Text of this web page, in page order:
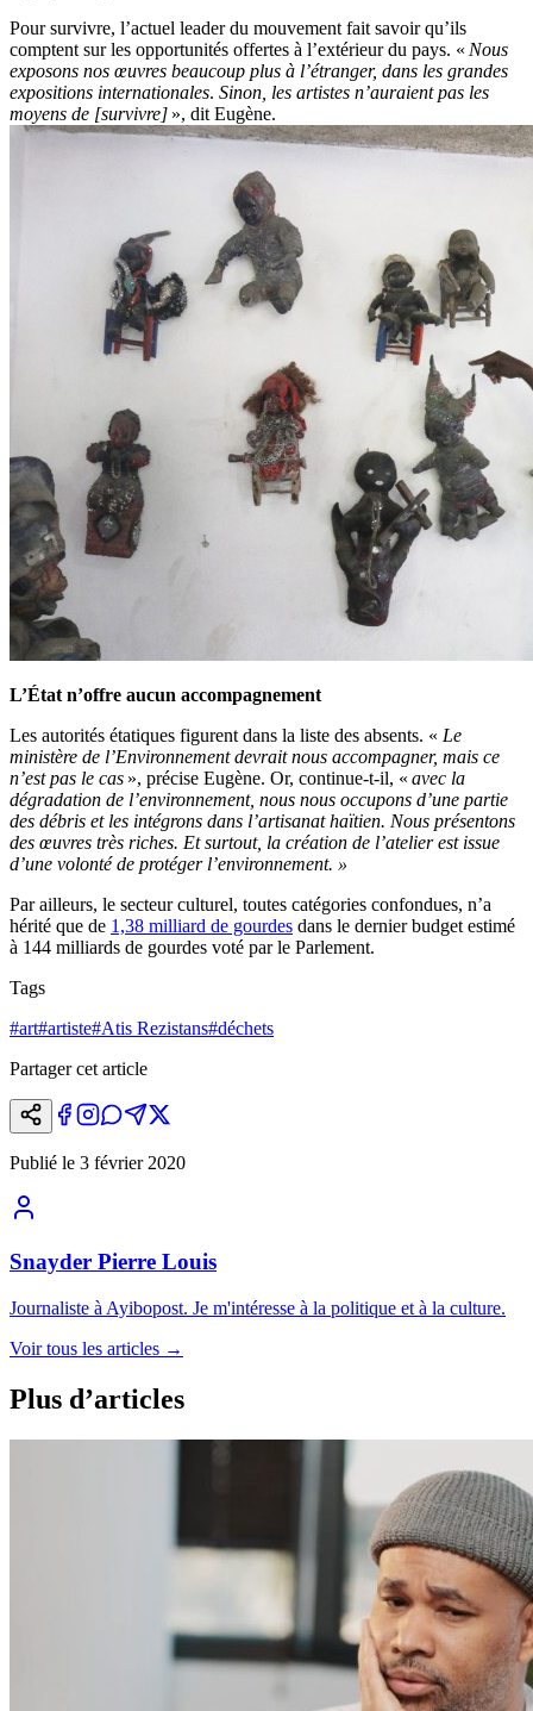
Pour survivre, l’actuel leader du mouvement fait savoir qu’ils
comptent sur les opportunités offertes à l’extérieur du pays. « Nous
exposons nos œuvres beaucoup plus à l’étranger, dans les grandes
expositions internationales. Sinon, les artistes n’auraient pas les
moyens de [survivre] », dit Eugène.
L’État n’offre aucun accompagnement
Les autorités étatiques figurent dans la liste des absents. « Le
ministère de l’Environnement devrait nous accompagner, mais ce
n’est pas le cas », précise Eugène. Or, continue-t-il, « avec la
dégradation de l’environnement, nous nous occupons d’une partie
des débris et les intégrons dans l’artisanat haïtien. Nous présentons
des œuvres très riches. Et surtout, la création de l’atelier est issue
d’une volonté de protéger l’environnement. »
Par ailleurs, le secteur culturel, toutes catégories confondues, n’a
hérité que de 1,38 milliard de gourdes dans le dernier budget estimé
à 144 milliards de gourdes voté par le Parlement.
Tags
#art#artiste#Atis Rezistans#déchets
Partager cet article
Publié le 3 février 2020
Snayder Pierre Louis
Journaliste à Ayibopost. Je m'intéresse à la politique et à la culture.
Voir tous les articles →
Plus d’articles